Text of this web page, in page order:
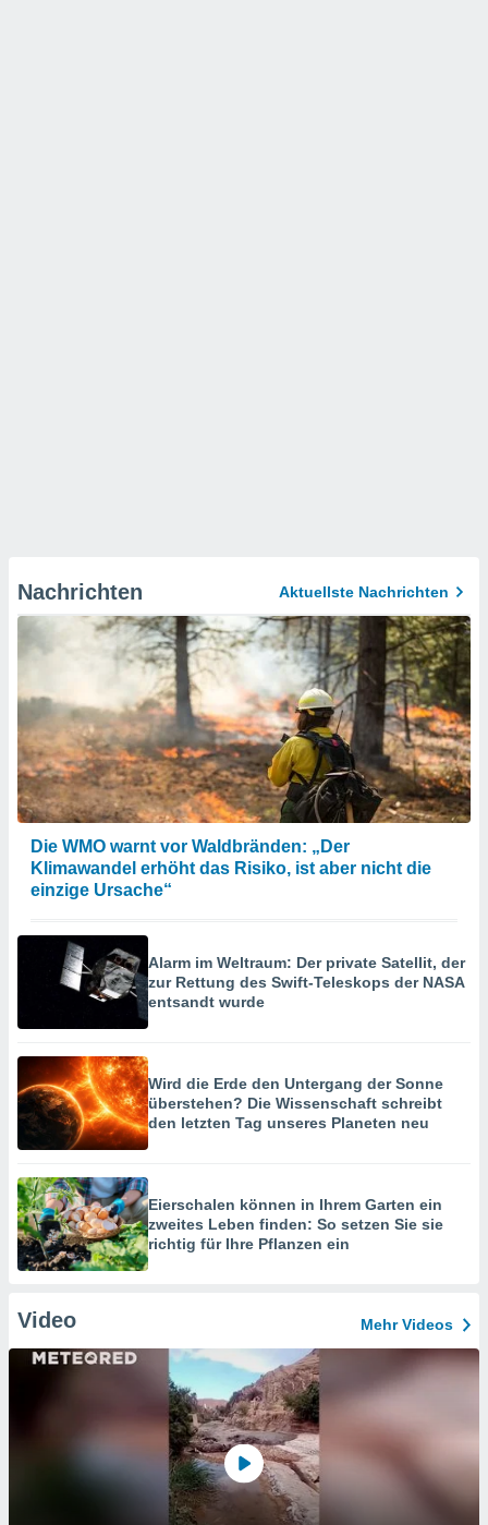
Nachrichten Aktuellste Nachrichten
Die WMO warnt vor Waldbränden: „Der
Klimawandel erhöht das Risiko, ist aber nicht die
einzige Ursache“
Alarm im Weltraum: Der private Satellit, der
zur Rettung des Swift-Teleskops der NASA
entsandt wurde
Wird die Erde den Untergang der Sonne
überstehen? Die Wissenschaft schreibt
den letzten Tag unseres Planeten neu
Eierschalen können in Ihrem Garten ein
zweites Leben finden: So setzen Sie sie
richtig für Ihre Pflanzen ein
Video Mehr Videos